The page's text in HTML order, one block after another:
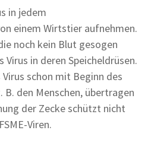
in jedem
einem Wirtstier aufnehmen.
noch kein Blut gesogen
Virus in deren Speicheldrüsen.
schon mit Beginn des
B. den Menschen, übertragen
der Zecke schützt nicht
Viren.